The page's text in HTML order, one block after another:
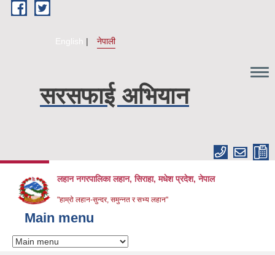
Skip to main content
English नेपाली
सरसफाई अभियान
लहान नगरपालिका लहान, सिराहा, मधेश प्रदेश, नेपाल
"हाम्रो लहान-सुन्दर, समुन्नत र सभ्य लहान"
Main menu